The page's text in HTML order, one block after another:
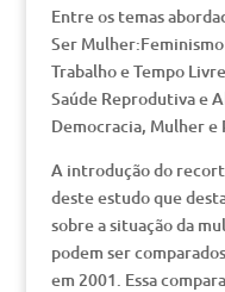
Entre os temas
Ser
Trabalho e Tempo
Saúde Reprodutiva e
Democracia, Mulher e
A introdução do
deste estudo que
sobre a situação da
podem ser
em 2001. Essa